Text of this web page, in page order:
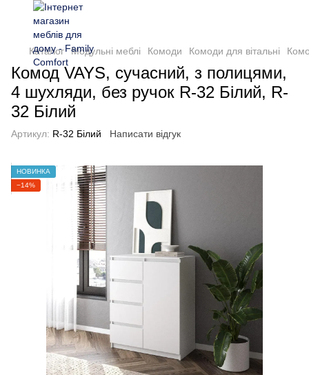
Каталог Модульні меблі Комоди Комоди для вітальні
Комод VAYS, сучасний, з полицями,
4 шухляди, без ручок R-32 Білий, R-
32 Білий
Артикул: R-32 Білий Написати відгук
НОВИНКА
−14%